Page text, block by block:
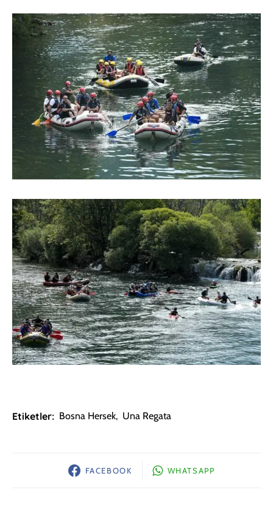
Etiketler: Bosna Hersek, Una Regata
FACEBOOK WHATSAPP